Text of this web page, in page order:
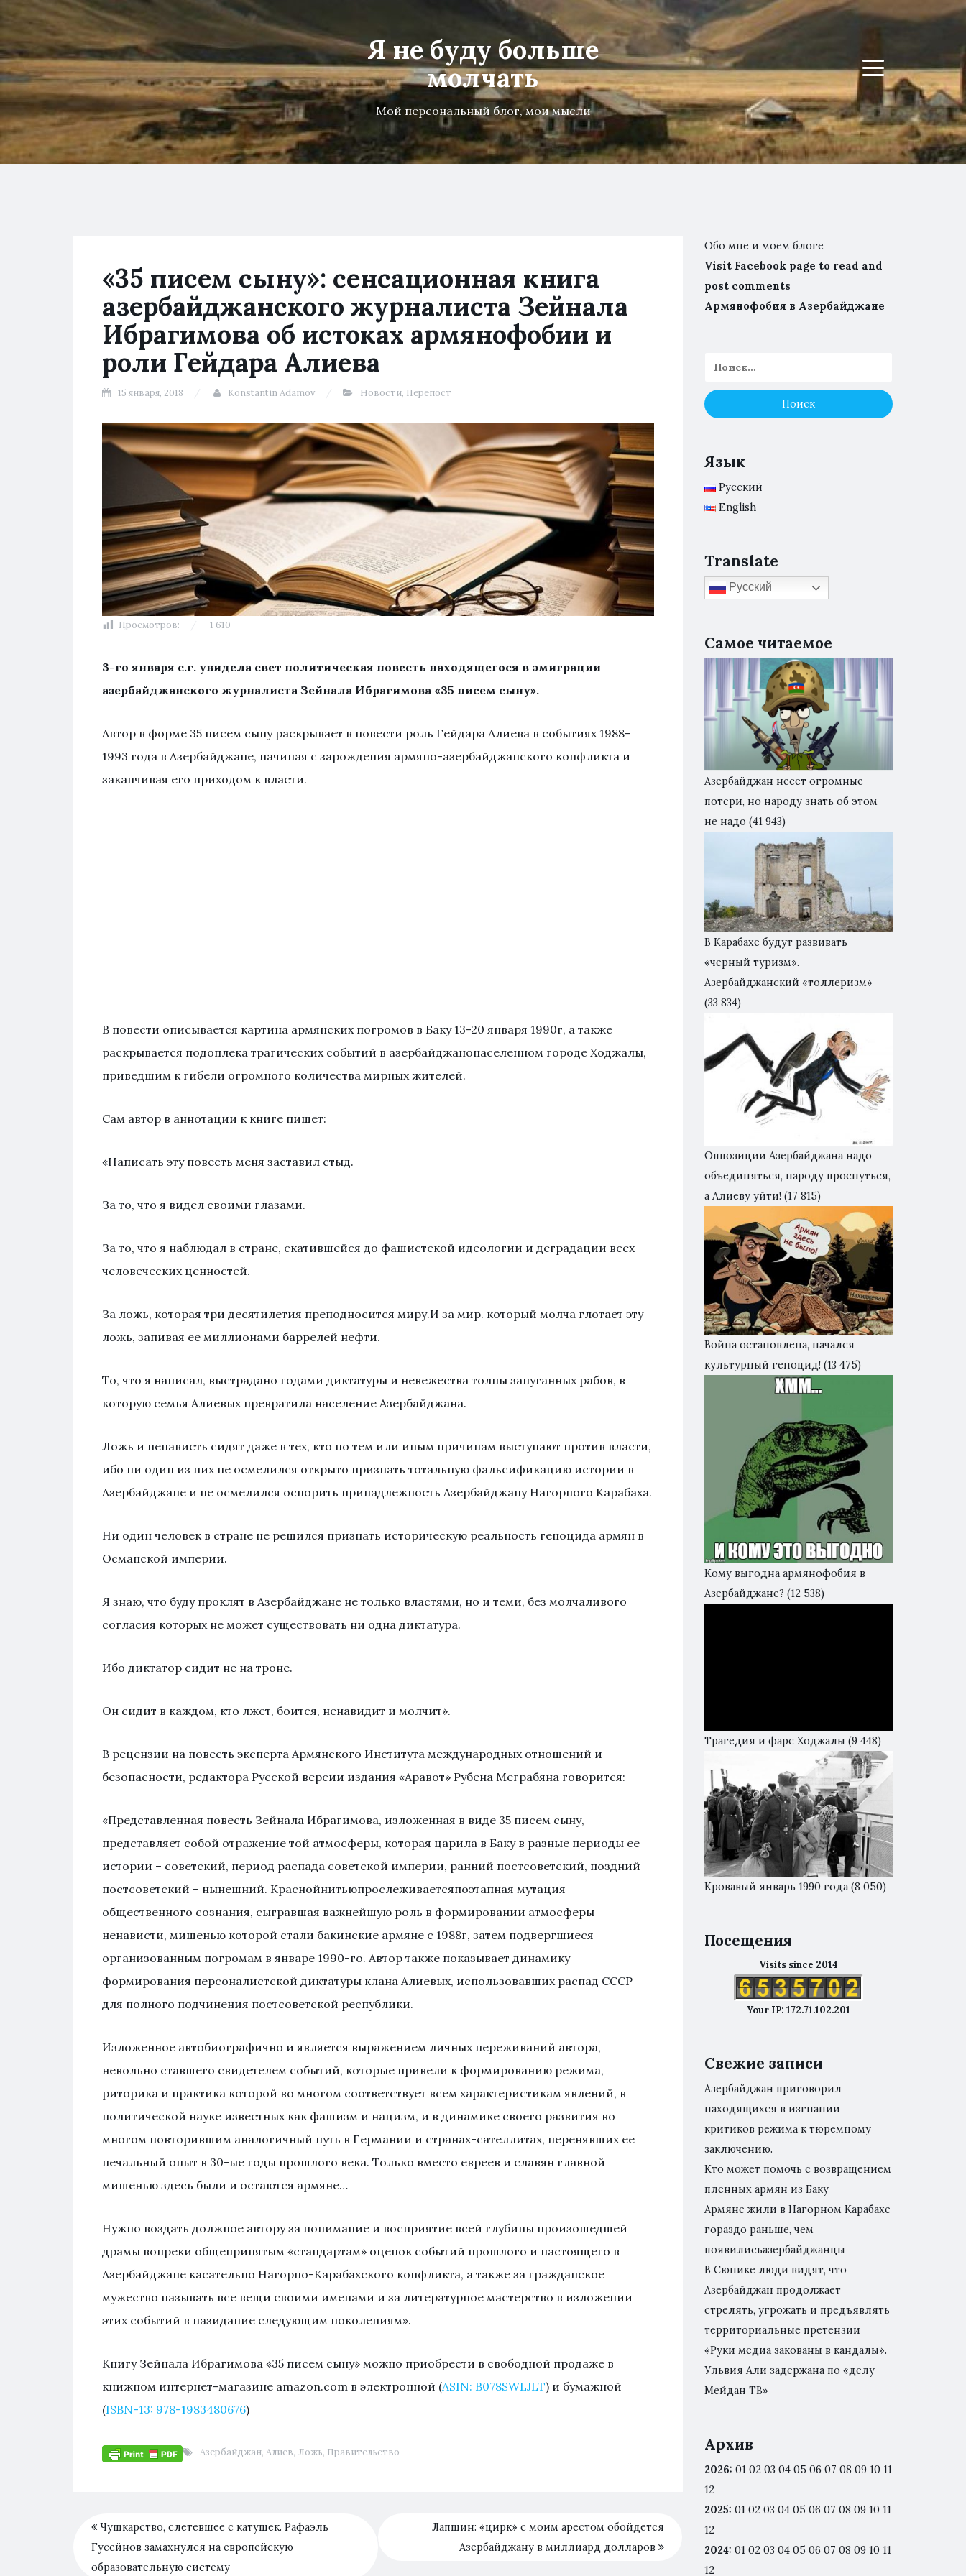
Я не буду больше
молчать
Мой персональный блог, мои мысли
Menu
«35 писем сыну»: сенсационная книга
азербайджанского журналиста Зейнала
Ибрагимова об истоках армянофобии и
роли Гейдара Алиева
15 января, 2018 Konstantin Adamov Новости, Перепост
Просмотров: 1 610
3-го января с.г. увидела свет политическая повесть находящегося в эмиграции
азербайджанского журналиста Зейнала Ибрагимова «35 писем сыну».
Автор в форме 35 писем сыну раскрывает в повести роль Гейдара Алиева в событиях 1988-
1993 года в Азербайджане, начиная с зарождения армяно-азербайджанского конфликта и
заканчивая его приходом к власти.
В повести описывается картина армянских погромов в Баку 13-20 января 1990г, а также
раскрывается подоплека трагических событий в азербайджанонаселенном городе Ходжалы,
приведшим к гибели огромного количества мирных жителей.
Сам автор в аннотации к книге пишет:
«Написать эту повесть меня заставил стыд.
За то, что я видел своими глазами.
За то, что я наблюдал в стране, скатившейся до фашистской идеологии и деградации всех
человеческих ценностей.
За ложь, которая три десятилетия преподносится миру.И за мир. который молча глотает эту
ложь, запивая ее миллионами баррелей нефти.
То, что я написал, выстрадано годами диктатуры и невежества толпы запуганных рабов, в
которую семья Алиевых превратила население Азербайджана.
Ложь и ненависть сидят даже в тех, кто по тем или иным причинам выступают против власти,
ибо ни один из них не осмелился открыто признать тотальную фальсификацию истории в
Азербайджане и не осмелился оспорить принадлежность Азербайджану Нагорного Карабаха.
Ни один человек в стране не решился признать историческую реальность геноцида армян в
Османской империи.
Я знаю, что буду проклят в Азербайджане не только властями, но и теми, без молчаливого
согласия которых не может существовать ни одна диктатура.
Ибо диктатор сидит не на троне.
Он сидит в каждом, кто лжет, боится, ненавидит и молчит».
В рецензии на повесть эксперта Армянского Института международных отношений и
безопасности, редактора Русской версии издания «Аравот» Рубена Меграбяна говорится:
«Представленная повесть Зейнала Ибрагимова, изложенная в виде 35 писем сыну,
представляет собой отражение той атмосферы, которая царила в Баку в разные периоды ее
истории – советский, период распада советской империи, ранний постсоветский, поздний
постсоветский – нынешний. Краснойнитьюпрослеживаетсяпоэтапная мутация
общественного сознания, сыгравшая важнейшую роль в формировании атмосферы
ненависти, мишенью которой стали бакинские армяне с 1988г, затем подвергшиеся
организованным погромам в январе 1990-го. Автор также показывает динамику
формирования персоналистской диктатуры клана Алиевых, использовавших распад СССР
для полного подчинения постсоветской республики.
Изложенное автобиографично и является выражением личных переживаний автора,
невольно ставшего свидетелем событий, которые привели к формированию режима,
риторика и практика которой во многом соответствует всем характеристикам явлений, в
политической науке известных как фашизм и нацизм, и в динамике своего развития во
многом повторившим аналогичный путь в Германии и странах-сателлитах, перенявших ее
печальный опыт в 30-ые годы прошлого века. Только вместо евреев и славян главной
мишенью здесь были и остаются армяне…
Нужно воздать должное автору за понимание и восприятие всей глубины произошедшей
драмы вопреки общепринятым «стандартам» оценок событий прошлого и настоящего в
Азербайджане касательно Нагорно-Карабахского конфликта, а также за гражданское
мужество называть все вещи своими именами и за литературное мастерство в изложении
этих событий в назидание следующим поколениям».
Книгу Зейнала Ибрагимова «35 писем сыну» можно приобрести в свободной продаже в
книжном интернет-магазине amazon.com в электронной (ASIN: B078SWLJLT) и бумажной
(ISBN-13: 978-1983480676)
Азербайджан, Алиев, Ложь, Правительство
Чушкарство, слетевшее с катушек. Рафаэль
Гусейнов замахнулся на европейскую
образовательную систему
Лапшин: «цирк» с моим арестом обойдется
Азербайджану в миллиард долларов
Обо мне и моем блоге
Visit Facebook page to read and
post comments
Армянофобия в Азербайджане
Язык
Русский
English
Translate
Русский
Самое читаемое
Азербайджан несет огромные
потери, но народу знать об этом
не надо (41 943)
В Карабахе будут развивать
«черный туризм».
Азербайджанский «толлеризм»
(33 834)
Оппозиции Азербайджана надо
объединяться, народу проснуться,
а Алиеву уйти! (17 815)
Война остановлена, начался
культурный геноцид! (13 475)
Кому выгодна армянофобия в
Азербайджане? (12 538)
Трагедия и фарс Ходжалы (9 448)
Кровавый январь 1990 года (8 050)
Посещения
Visits since 2014
Your IP: 172.71.102.201
Свежие записи
Азербайджан приговорил
находящихся в изгнании
критиков режима к тюремному
заключению.
Кто может помочь с возвращением
пленных армян из Баку
Армяне жили в Нагорном Карабахе
гораздо раньше, чем
появилисьазербайджанцы
В Сюнике люди видят, что
Азербайджан продолжает
стрелять, угрожать и предъявлять
территориальные претензии
«Руки медиа закованы в кандалы».
Ульвия Али задержана по «делу
Мейдан ТВ»
Архив
2026: 01 02 03 04 05 06 07 08 09 10 11
12
2025: 01 02 03 04 05 06 07 08 09 10 11
12
2024: 01 02 03 04 05 06 07 08 09 10 11
12